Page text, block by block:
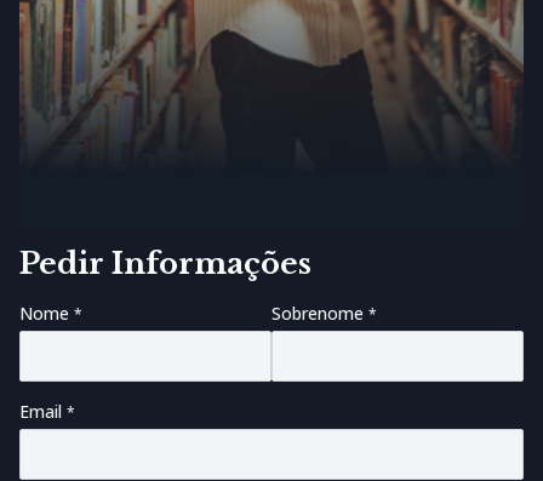
Pedir Informações
Nome Sobrenome
Email